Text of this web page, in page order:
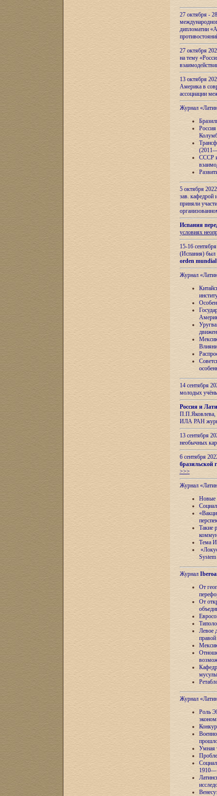
27 октября -
дипломатии
27 октября
на тему
13 октября
Америка в
ассоциации
Журнал
СССР и
5 октября
зав.
приняли
Испания
условиях
15-16
(Испания) был
orden
Журнал
14 сентября
молодых
Россия и
П.П.Яковлева,
ИЛА РАН
13 сентября
необычных
6 сентября
бразильской
>>>
Журнал
Новые
Такие
Тема
Журнал
От
От
Левое
Журнал
Роль
Умная